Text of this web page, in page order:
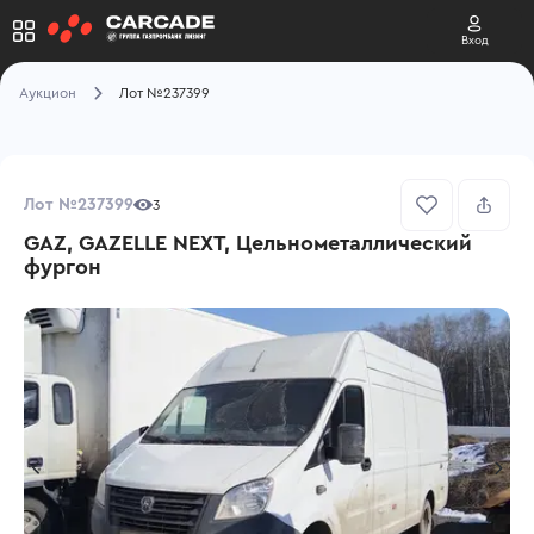
Вход
Аукцион Лот №237399
Лот №237399 3
GAZ, GAZELLE NEXT, Цельнометаллический
фургон